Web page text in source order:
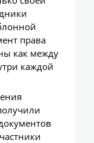
права
как между
каждой